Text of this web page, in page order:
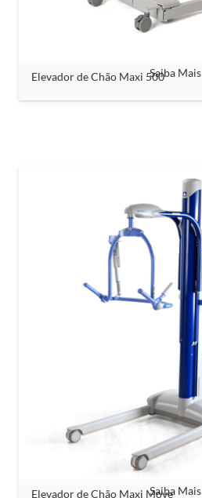
Elevador de Chão Maxi 500Saiba Mais
Elevador de Chão Maxi MoveSaiba Mais